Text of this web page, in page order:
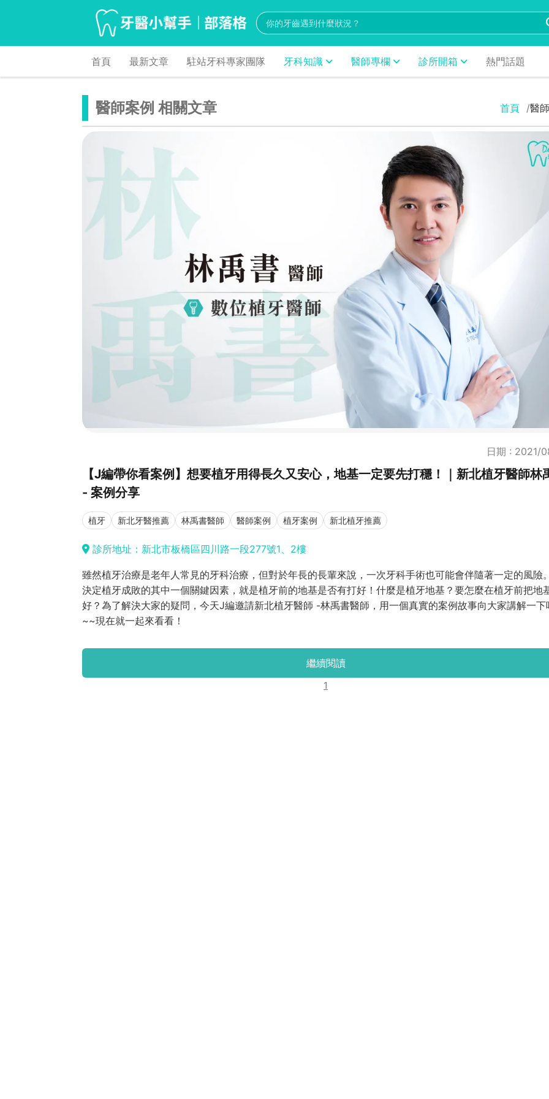
首頁 最新文章 駐站牙科專家團隊 牙科知識 醫師專欄 診所開箱 熱門話題
醫師案例 相關文章 首頁 醫
日期 : 2021/
【J編帶你看案例】想要植牙用得長久又安心，地基一定要先打穩！｜新北植牙醫師林
- 案例分享
植牙 新北牙醫推薦 林禹書醫師 醫師案例 植牙案例 新北植牙推薦
診所地址：新北市板橋區四川路一段277號1、2樓
雖然植牙治療是老年人常見的牙科治療，但對於年長的長輩來說，一次牙科手術也可能會伴隨著一定的風險
決定植牙成敗的其中一個關鍵因素，就是植牙前的地基是否有打好！什麼是植牙地基？要怎麼在植牙前把地
好？為了解決大家的疑問，今天J編邀請新北植牙醫師 -林禹書醫師，用一個真實的案例故事向大家講解一下
~~現在就一起來看看！
繼續閱讀
1